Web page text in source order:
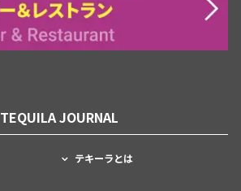
TEQUILA JOURNAL
テキーラとは